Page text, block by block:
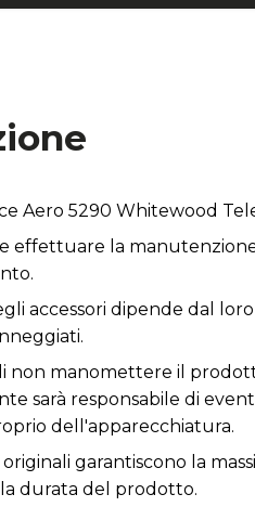
Aero 5290 Whitewood
effettuare la
accessori dipende dal
non manomettere il
sarà responsabile di
dell'apparecchiatura.
originali garantiscono la
durata del prodotto.